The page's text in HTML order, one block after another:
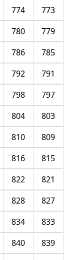
773
774
779
780
785
786
791
792
797
798
803
804
809
810
815
816
821
822
827
828
833
834
839
840